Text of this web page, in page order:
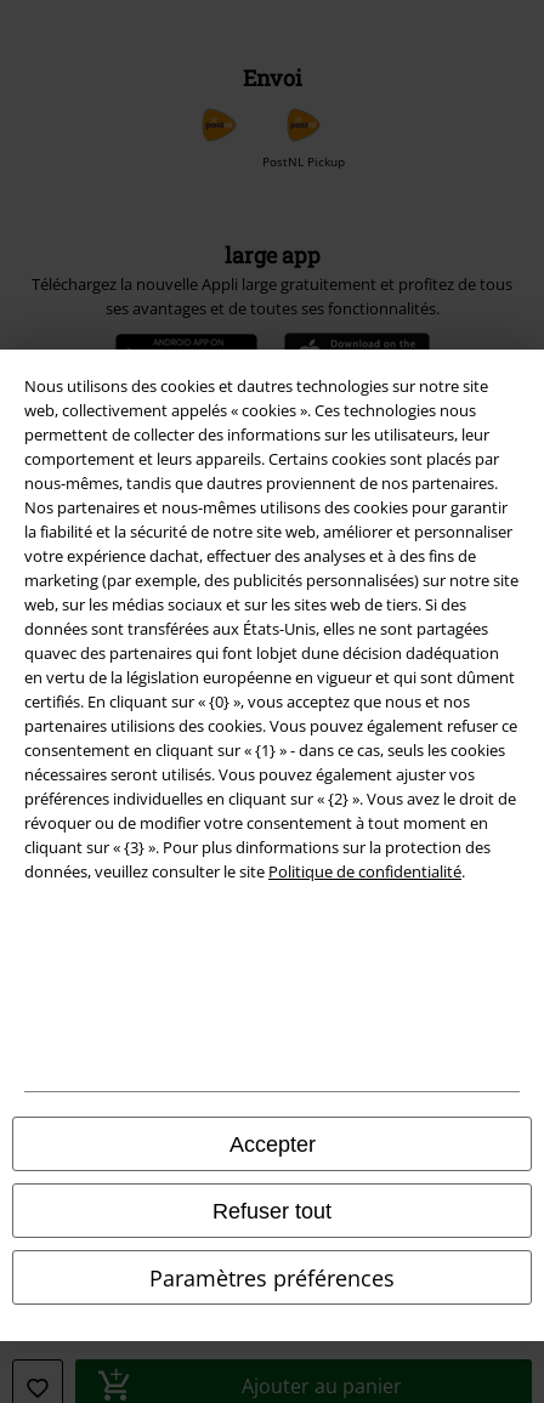
Nous utilisons des cookies et dautres technologies sur notre site
web, collectivement appelés « cookies ». Ces technologies nous
permettent de collecter des informations sur les utilisateurs, leur
comportement et leurs appareils. Certains cookies sont placés par
nous-mêmes, tandis que dautres proviennent de nos partenaires.
Nos partenaires et nous-mêmes utilisons des cookies pour garantir
la fiabilité et la sécurité de notre site web, améliorer et personnaliser
votre expérience dachat, effectuer des analyses et à des fins de
marketing (par exemple, des publicités personnalisées) sur notre site
web, sur les médias sociaux et sur les sites web de tiers. Si des
données sont transférées aux États-Unis, elles ne sont partagées
quavec des partenaires qui font lobjet dune décision dadéquation
en vertu de la législation européenne en vigueur et qui sont dûment
certifiés. En cliquant sur « {0} », vous acceptez que nous et nos
partenaires utilisions des cookies. Vous pouvez également refuser ce
consentement en cliquant sur « {1} » - dans ce cas, seuls les cookies
nécessaires seront utilisés. Vous pouvez également ajuster vos
préférences individuelles en cliquant sur « {2} ». Vous avez le droit de
révoquer ou de modifier votre consentement à tout moment en
cliquant sur « {3} ». Pour plus dinformations sur la protection des
données, veuillez consulter le site Politique de confidentialité.
Accepter
Refuser tout
Paramètres préférences
Ajouter au panier
Envoi
PostNL Pickup
large app
Téléchargez la nouvelle Appli large gratuitement et profitez de tous
ses avantages et de toutes ses fonctionnalités.
A Warner Music Group Company
Sécurité
Déclaration de Conformité
Informations sur l'accessibilité
Paramètres des Cookies